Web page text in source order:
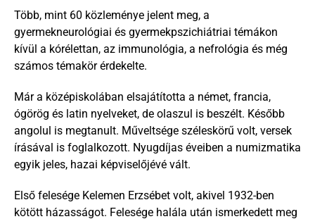
Több, mint 60 közleménye jelent meg, a
gyermekneurológiai és gyermekpszichiátriai témákon
kívül a kórélettan, az immunológia, a nefrológia és még
számos témakör érdekelte.
Már a középiskolában elsajátította a német, francia,
ógörög és latin nyelveket, de olaszul is beszélt. Később
angolul is megtanult. Műveltsége széleskörű volt, versek
írásával is foglalkozott. Nyugdíjas éveiben a numizmatika
egyik jeles, hazai képviselőjévé vált.
Első felesége Kelemen Erzsébet volt, akivel 1932-ben
kötött házasságot. Felesége halála után ismerkedett meg